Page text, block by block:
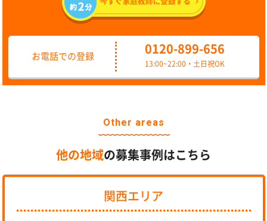
お電話での登録
0120-899-656
13:00~22:00・土日祝OK
Other areas
他の地域の募集事例はこちら
関西エリア